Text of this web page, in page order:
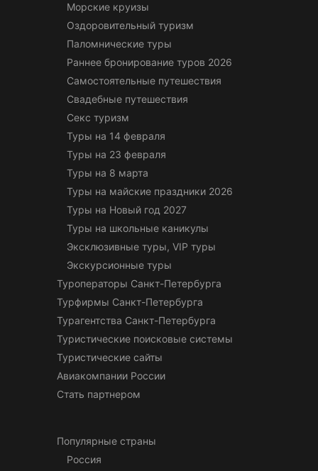
Морские круизы
Оздоровительный туризм
Паломнические туры
Раннее бронирование туров 2026
Самостоятельные путешествия
Свадебные путешествия
Секс туризм
Туры на 14 февраля
Туры на 23 февраля
Туры на 8 марта
Туры на майские праздники 2026
Туры на Новый год 2027
Туры на школьные каникулы
Эксклюзивные туры, VIP туры
Экскурсионные туры
Туроператоры Санкт-Петербурга
Турфирмы Санкт-Петербурга
Турагентства Санкт-Петербурга
Туристические поисковые системы
Туристические сайты
Авиакомпании России
Стать партнером
Популярные страны
Россия